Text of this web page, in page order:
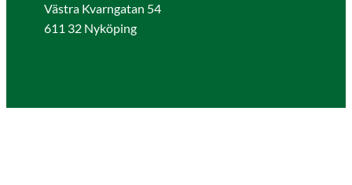
Västra Kvarngatan 54
611 32 Nyköping